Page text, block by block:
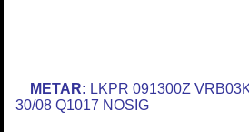
METAR: LKPR 091300Z
30/08 Q1017 NOSIG